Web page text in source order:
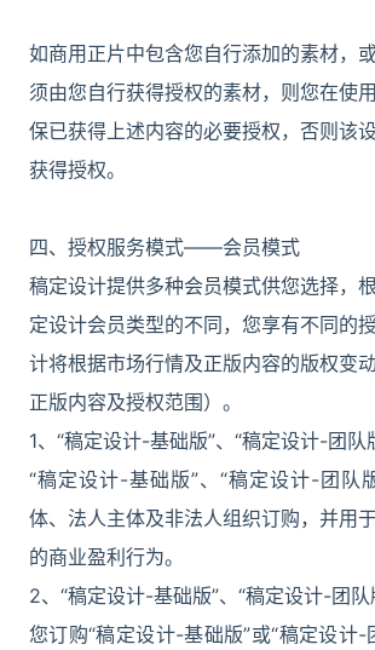
如商用正片中包含您自行添加的素材，
须由您自行获得授权的素材，则您在使
保已获得上述内容的必要授权，否则该
获得授权。
四、授权服务模式——会员模式
稿定设计提供多种会员模式供您选择，
定设计会员类型的不同，您享有不同的
计将根据市场行情及正版内容的版权变
正版内容及授权范围）。
1、“稿定设计-基础版”、“稿定设计-团队
“稿定设计-基础版”、“稿定设计-团队
体、法人主体及非法人组织订购，并用
的商业盈利行为。
2、“稿定设计-基础版”、“稿定设计-团队
您订购“稿定设计-基础版”或“稿定设计-